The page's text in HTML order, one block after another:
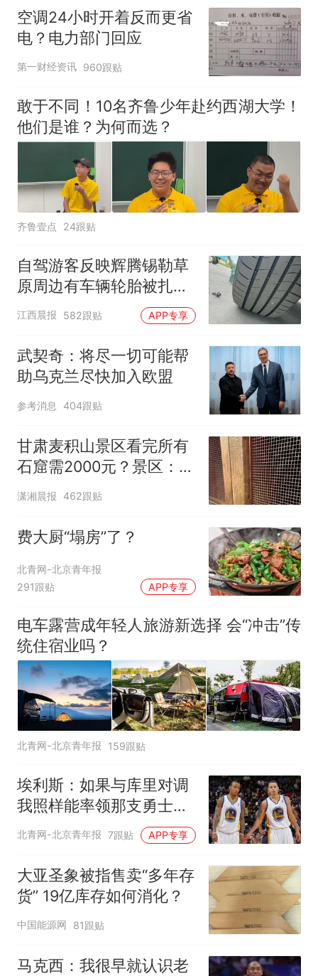
空调24小时开着反而更省
电？电力部门回应
第一财经资讯 960跟贴
敢于不同！10名齐鲁少年赴约西湖大学！
他们是谁？为何而选？
齐鲁壹点 24跟贴
自驾游客反映辉腾锡勒草
原周边有车辆轮胎被扎，
修理店铺换胎价格高达千
元，官方发布情况通报
江西晨报 582跟贴 APP专享
武契奇：将尽一切可能帮
助乌克兰尽快加入欧盟
参考消息 404跟贴
甘肃麦积山景区看完所有
石窟需2000元？景区：部
分石窟受特别保护，游客
潇湘晨报 462跟贴
费大厨“塌房”了？
北青网-北京青年报
291跟贴
APP专享
电车露营成年轻人旅游新选择 会“冲击”传
统住宿业吗？
北青网-北京青年报 159跟贴
埃利斯：如果与库里对调
我照样能率领那支勇士取
得现在的成就
北青网-北京青年报 7跟贴 APP专享
大亚圣象被指售卖“多年存
货” 19亿库存如何消化？
中国能源网 81跟贴
马克西：我很早就认识老